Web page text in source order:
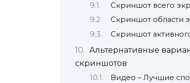
Скриншот всего
Скриншот области
Скриншот
Альтернативные
скриншотов
Видео – Лучшие